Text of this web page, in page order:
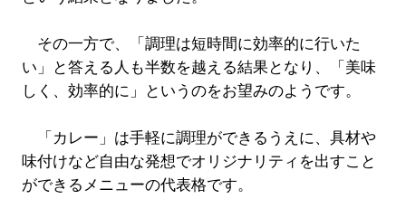
その一方で、「調理は短時間に効率的に行いた
い」と答える人も半数を越える結果となり、「美味
しく、効率的に」というのをお望みのようです。
「カレー」は手軽に調理ができるうえに、具材や
味付けなど自由な発想でオリジナリティを出すこと
ができるメニューの代表格です。